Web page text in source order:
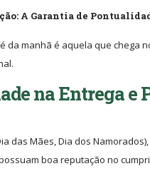
A Garantia de
da manhã é aquela que chega
na Entrega e
das Mães, Dia dos
boa reputação no